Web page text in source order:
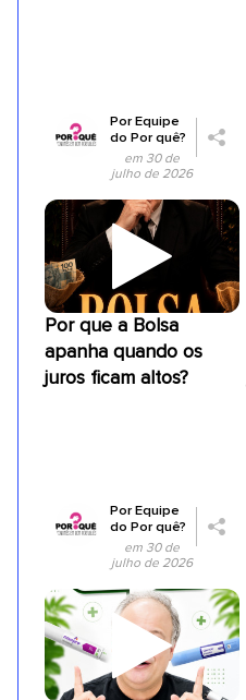
PorEquipe
do Por quê?
em 30 de
julho de 2026
Por que a Bolsa
apanha quando os
juros ficam altos?
PorEquipe
do Por quê?
em 30 de
julho de 2026